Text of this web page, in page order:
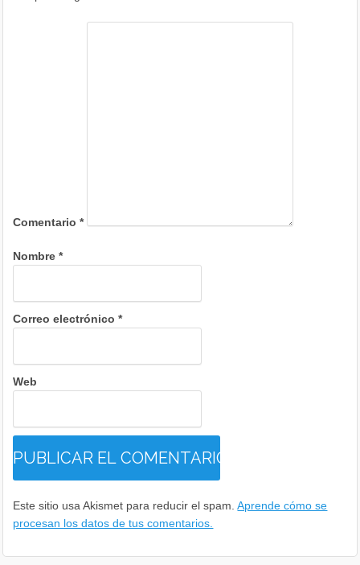
Comentario*
Nombre*
Correo electrónico*
Web
Este sitio usa Akismet para reducir el spam.Aprende cómo se
procesan los datos de tus comentarios.